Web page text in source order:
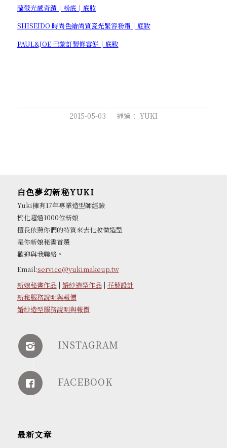
蘭蔻光感奇蹟│粉底│底妝
SHISEIDO 時尚色繪尚質瓷光緊容粉霜│底妝
PAUL&JOE 巴黎訂製修容餅│底妝
2015-05-03
/ 通過： YUKI
白色夢幻新秘YUKI
Yuki擁有17年專業造型師經驗
梳化超過1000位新娘
擅長依照你們的特質來去化妝做造型
是你新娘秘書首選
歡迎與我聯絡。
Email:service@yukimakeup.tw
新娘秘書作品| 婚紗造型作品| 花藝設計
新秘服務說明與報價
婚紗造型服務說明與報價
INSTAGRAM
FACEBOOK
最新文章